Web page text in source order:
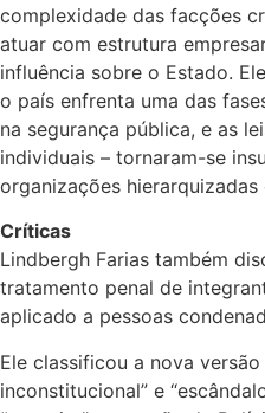
complexidade das facções
atuar com estrutura
influência sobre o Estado.
o país enfrenta uma das
na segurança pública, e as
individuais – tornaram-se
organizações hierarquizadas
Críticas
Lindbergh Farias também
tratamento penal de
aplicado a pessoas
Ele classificou a nova
inconstitucional” e